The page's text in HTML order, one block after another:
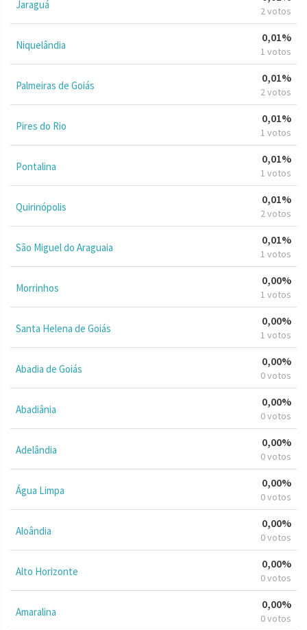
Jaraguá 2 votos
Niquelândia
0,01%
1 votos
Palmeiras de Goiás
0,01%
2 votos
Pires do Rio
0,01%
1 votos
Pontalina
0,01%
1 votos
Quirinópolis
0,01%
2 votos
São Miguel do Araguaia
0,01%
1 votos
Morrinhos
0,00%
1 votos
Santa Helena de Goiás
0,00%
1 votos
Abadia de Goiás
0,00%
0 votos
Abadiânia
0,00%
0 votos
Adelândia
0,00%
0 votos
Água Limpa
0,00%
0 votos
Aloândia
0,00%
0 votos
Alto Horizonte
0,00%
0 votos
Amaralina
0,00%
0 votos